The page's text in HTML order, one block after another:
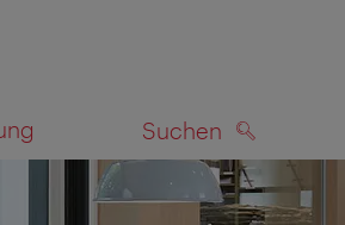
Suchen